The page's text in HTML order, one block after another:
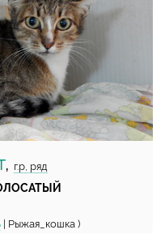
, г.р, ряд
| Рыжая_кошка )